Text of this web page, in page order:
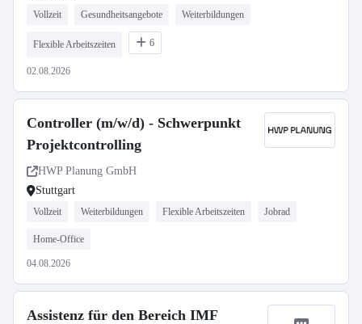
Vollzeit Gesundheitsangebote Weiterbildungen
Flexible Arbeitszeiten 6
02.08.2026
Controller (m/w/d) - Schwerpunkt
Projektcontrolling
HWP Planung GmbH
Stuttgart
Vollzeit Weiterbildungen Flexible Arbeitszeiten Jobrad
Home-Office
04.08.2026
Assistenz für den Bereich IMF